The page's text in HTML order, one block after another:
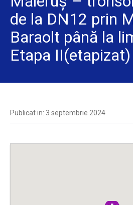
de la DN12 prin
Baraolt până la
Etapa II(etapizat)
Publicat in: 3 septembrie 2024